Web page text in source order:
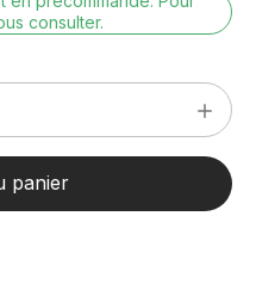
consulter.
panier